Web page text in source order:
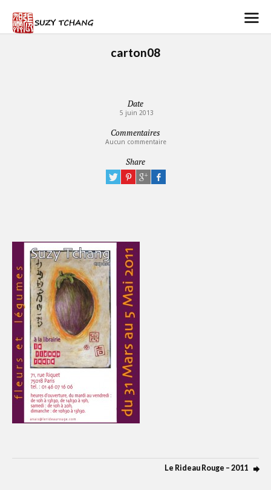
carton08
Date
5 juin 2013
Commentaires
Aucun commentaire
Share
Le Rideau Rouge – 2011